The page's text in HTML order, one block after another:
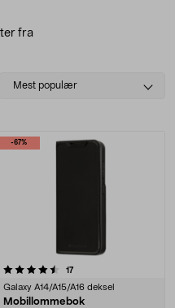
fra
Select
Mest populær
-67%
17anmeldelser
Galaxy A14/A15/A16 deksel
Mobillommebok